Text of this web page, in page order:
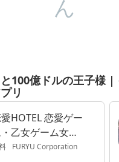
ん
と100億ドルの王子様
リ
HOTEL 恋愛ゲー
乙女ゲーム女性
FURYU Corporation